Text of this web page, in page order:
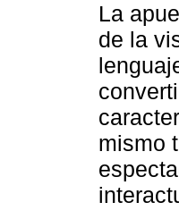
La
de la
mismo